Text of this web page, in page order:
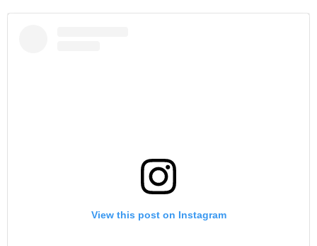
View this post on Instagram